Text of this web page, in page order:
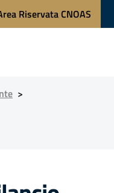
Riservata CNOAS
>